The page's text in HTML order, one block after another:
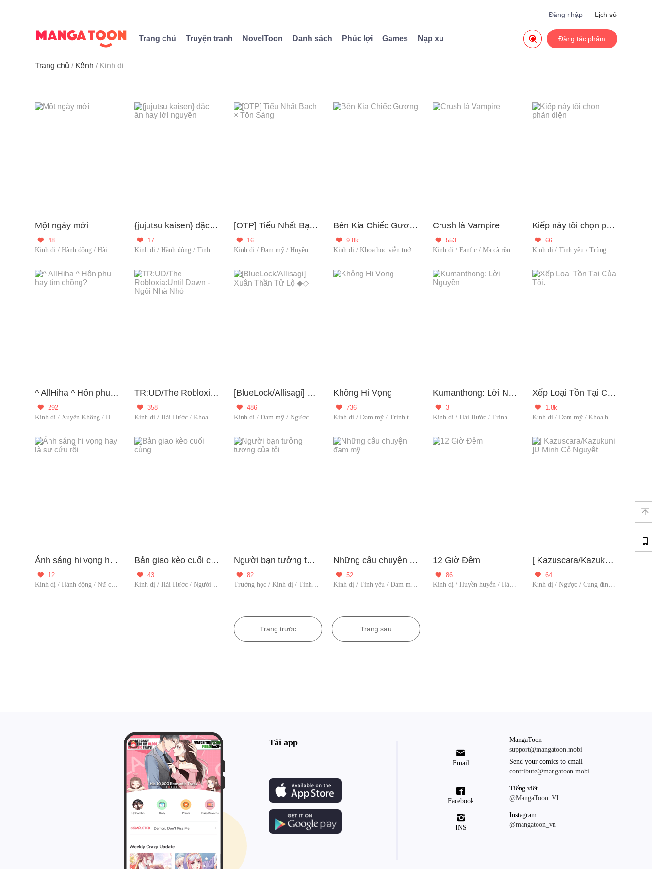
Lịch sử
Đăng nhập
Trang chủ Truyện tranh NovelToon Danh sách Phúc lợi Games Nạp xu Đăng tác phẩm

Trang chủ Kênh Kinh dị
Một ngày mới

48
Kinh dị / Hành động / Hài Hước / Fanfic / Người đóng gó
{jujutsu kaisen} đặc ân hay lời nguyền

17
Kinh dị / Hành động / Tình yêu / Người đóng gó
[OTP] Tiểu Nhất Bạch × Tôn Sáng

16
Kinh dị / Đam mỹ / Huyền huyễn / Fanfic / Người đóng góp / Đã Full
Bên Kia Chiếc Gương

9.8k
Kinh dị / Khoa học viễn tưởng / Người đóng góp / Đã Full
Crush là Vampire

553
Kinh dị / Fanfic / Ma cà rồng / Người đóng gó
Kiếp này tôi chọn phản diện

66
Kinh dị / Tình yêu / Trùng sinh / Suy luận / Người đóng gó
^ AllHiha ^ Hôn phu hay tìm chồng?

292
Kinh dị / Xuyên Không / Hậu cung / Người đóng gó
TR:UD/The Robloxia:Until Dawn - Ngôi Nhà Nhỏ

358
Kinh dị / Hài Hước / Khoa học viễn tưởng / Người đóng gó
[BlueLock/Allisagi] Xuân Thần Tử Lộ ◆◇

486
Kinh dị / Đam mỹ / Ngược / Người đóng gó
Không Hi Vọng

736
Kinh dị / Đam mỹ / Trinh thám / Người đóng gó
Kumanthong: Lời Nguyền

3
Kinh dị / Hài Hước / Trinh thám / Người đóng gó
Xếp Loại Tồn Tại Của Tôi.

1.8k
Kinh dị / Đam mỹ / Khoa học viễn tưởng / Người đóng góp / Xuyên Nhanh / Bàn tay vàng
Ánh sáng hi vọng hay là sự cứu rỗi

12
Kinh dị / Hành động / Nữ cường / Trùng sinh / Yêu thầm / Người đóng gó
Bản giao kèo cuối cùng

43
Kinh dị / Hài Hước / Người đóng gó
Người bạn tưởng tượng của tôi

82
Trường học / Kinh dị / Tình yêu / Người đóng gó
Những câu chuyện đam mỹ

52
Kinh dị / Tình yêu / Đam mỹ / Người đóng góp / Yêu thầm / Suy luậ
12 Giờ Đêm

86
Kinh dị / Huyền huyễn / Hài Hước / Suy luận / Người đóng gó
[ Kazuscara/Kazukuni ]U Minh Cô Nguyệt

64
Kinh dị / Ngược / Cung đình / Trinh thám / Người đóng gó
Trang trước Trang sau

Tải app

Email
MangaToon
support@mangatoon.mobi
Send your comics to email
contribute@mangatoon.mobi

Facebook
Tiếng việt
@MangaToon_VI

INS
Instagram
@mangatoon_vn